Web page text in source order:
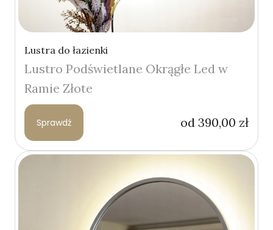
Lustra do łazienki
Lustro Podświetlane Okrągłe Led w
Ramie Złote
Sprawdź od 390,00 zł